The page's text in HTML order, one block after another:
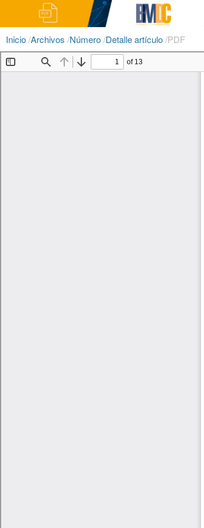
Inicio/Archivos /Número/Detalle artículo/PDF